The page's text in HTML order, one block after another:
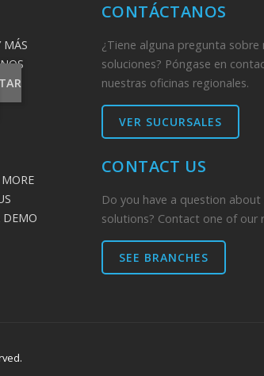
MÁS
DEMO
CONTÁCTANOS
¿Tiene alguna pregunta
soluciones? Póngase en
nuestras oficinas regionales.
VER SUCURSALES
CONTACT US
Do you have a question
solutions? Contact one of our
SEE BRANCHES